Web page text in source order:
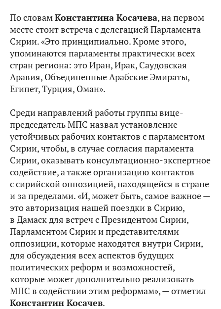
По словамКонстантина Косачева, на первом
месте стоит встреча с делегацией Парламента
Сирии. «Это принципиально. Кроме этого,
упоминаются парламенты практически всех
стран региона: это Иран, Ирак, Саудовская
Аравия, Объединенные Арабские Эмираты,
Египет, Турция, Оман».
Среди направлений работы группы вице-
председатель МПС назвал установление
устойчивых рабочих контактов с парламентом
Сирии, чтобы, в случае согласия парламента
Сирии, оказывать консультационно-экспертное
содействие, а также организацию контактов
с сирийской оппозицией, находящейся в стране
и за пределами. «И, может быть, самое важное —
это авторизация нашей поездки в Сирию,
в Дамаск для встреч с Президентом Сирии,
Парламентом Сирии и представителями
оппозиции, которые находятся внутри Сирии,
для обсуждения всех аспектов будущих
политических реформ и возможностей,
которые может дополнительно реализовать
МПС в содействии этим реформам», — отметил
Константин Косачев.